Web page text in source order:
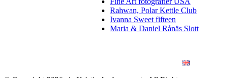
Rahwan, Polar Kettle Club
Ivanna Sweet fifteen
Maria & Daniel Rånäs Slott